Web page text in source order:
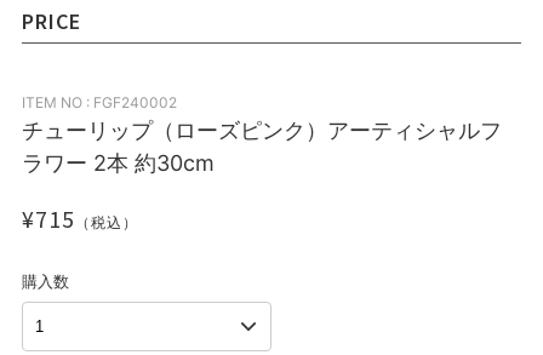
PRICE
ITEM NO : FGF240002
チューリップ（ローズピンク）アーティシャルフ
ラワー 2本 約30cm
¥715 （税込）
購入数